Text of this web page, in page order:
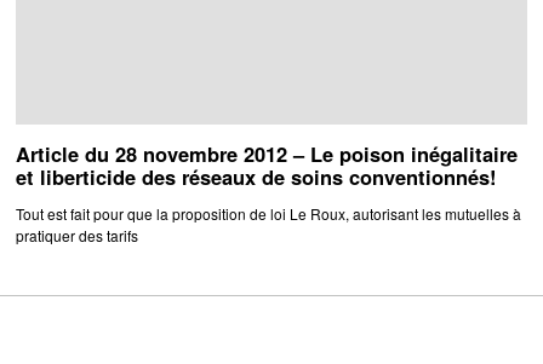
Article du 28 novembre 2012 – Le poison inégalitaire
et liberticide des réseaux de soins conventionnés!
Tout est fait pour que la proposition de loi Le Roux, autorisant les mutuelles à
pratiquer des tarifs